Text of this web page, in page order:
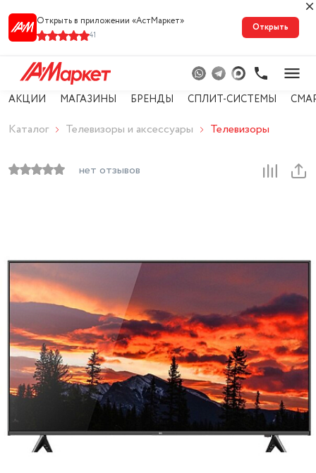
Открыть в приложении «АстМарке‪т‬»
41
Открыть
АКЦИИ МАГАЗИНЫ БРЕНДЫ СПЛИТ-СИСТЕМЫ
Каталог Телевизоры и аксессуары Телевизоры
нет отзывов